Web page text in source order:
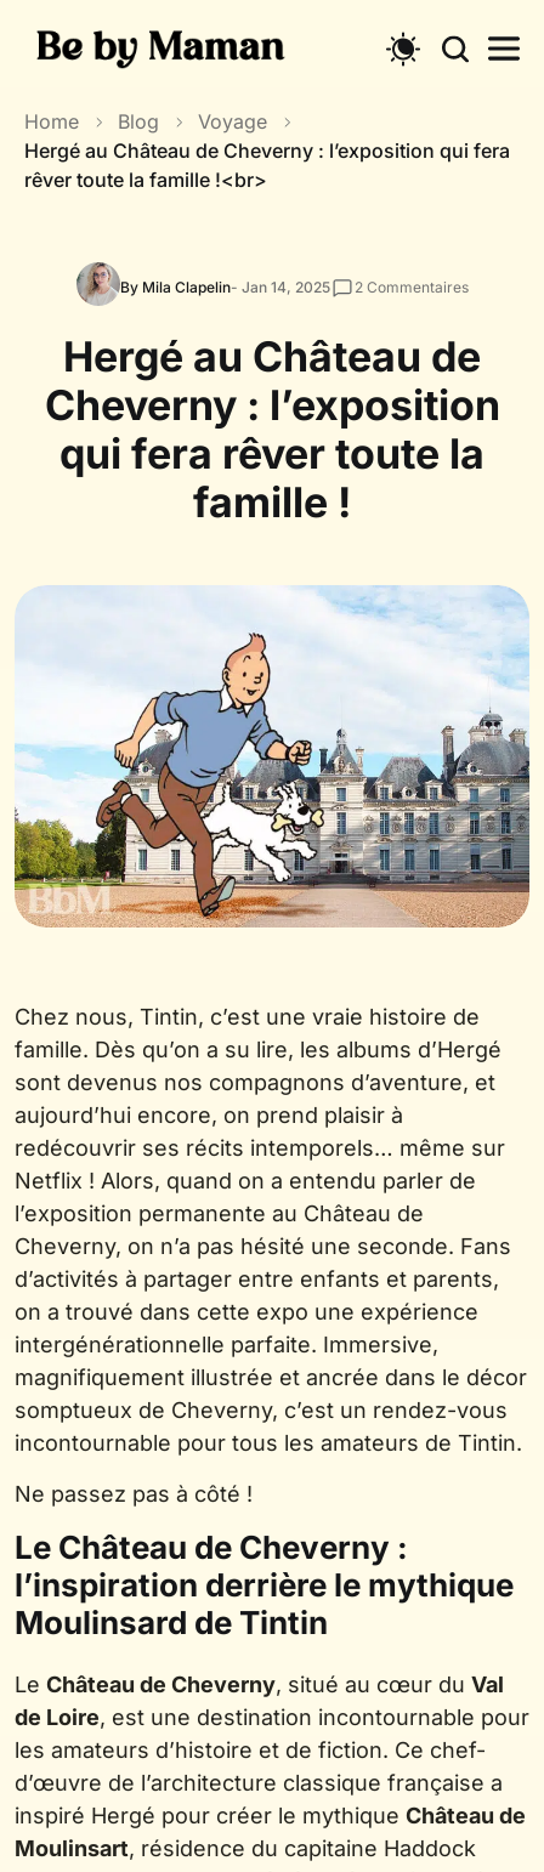
Home Blog
Voyage
Hergé au Château de Cheverny : l’exposition qui fera
rêver toute la famille !<br>
By Mila Clapelin- Jan 14, 2025 2Commentaires
Hergé au Château de
Cheverny : l’exposition
qui fera rêver toute la
famille !
Chez nous, Tintin, c’est une vraie histoire de
famille. Dès qu’on a su lire, les albums d’Hergé
sont devenus nos compagnons d’aventure, et
aujourd’hui encore, on prend plaisir à
redécouvrir ses récits intemporels… même sur
Netflix ! Alors, quand on a entendu parler de
l’exposition permanente au Château de
Cheverny, on n’a pas hésité une seconde. Fans
d’activités à partager entre enfants et parents,
on a trouvé dans cette expo une expérience
intergénérationnelle parfaite. Immersive,
magnifiquement illustrée et ancrée dans le décor
somptueux de Cheverny, c’est un rendez-vous
incontournable pour tous les amateurs de Tintin.
Ne passez pas à côté !
Le Château de Cheverny :
l’inspiration derrière le mythique
Moulinsard de Tintin
Le Château de Cheverny, situé au cœur du Val
de Loire, est une destination incontournable pour
les amateurs d’histoire et de fiction. Ce chef-
d’œuvre de l’architecture classique française a
inspiré Hergé pour créer le mythique Château de
Moulinsart, résidence du capitaine Haddock